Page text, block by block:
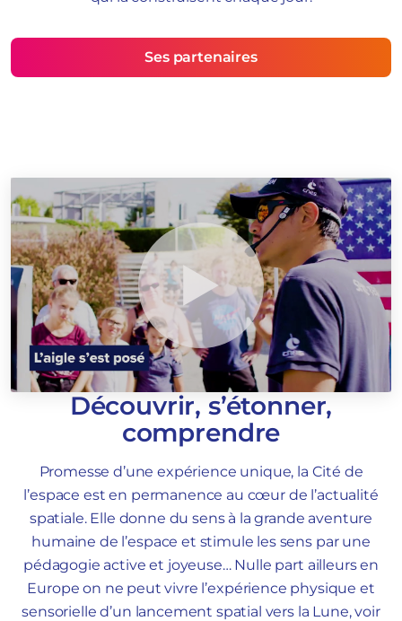
Ses partenaires
Découvrir, s’étonner,
comprendre
Promesse d’une expérience unique, la Cité de
l’espace est en permanence au cœur de l’actualité
spatiale. Elle donne du sens à la grande aventure
humaine de l’espace et stimule les sens par une
pédagogie active et joyeuse… Nulle part ailleurs en
Europe on ne peut vivre l’expérience physique et
sensorielle d’un lancement spatial vers la Lune, voir